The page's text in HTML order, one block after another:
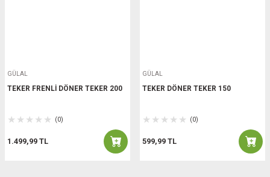
GÜLAL
TEKER FRENLİ DÖNER TEKER 200
(0)
1.499,99 TL
GÜLAL
TEKER DÖNER TEKER 150
(0)
599,99 TL